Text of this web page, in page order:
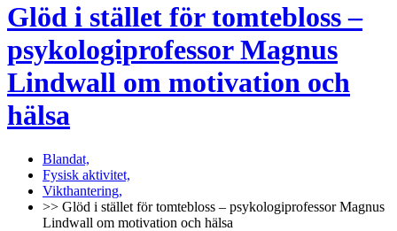
Glöd i stället för tomtebloss –
psykologiprofessor Magnus
Lindwall om motivation och
hälsa
Blandat,
Fysisk aktivitet,
Vikthantering,
>> Glöd i stället för tomtebloss – psykologiprofessor Magnus
Lindwall om motivation och hälsa